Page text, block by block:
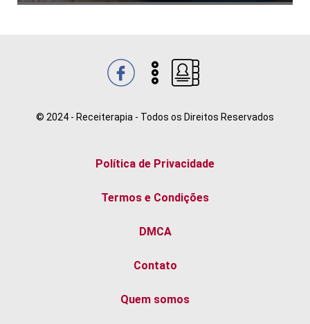
© 2024 - Receiterapia - Todos os Direitos Reservados
Quem somos
Contato
DMCA
Termos e Condições
Política de Privacidade